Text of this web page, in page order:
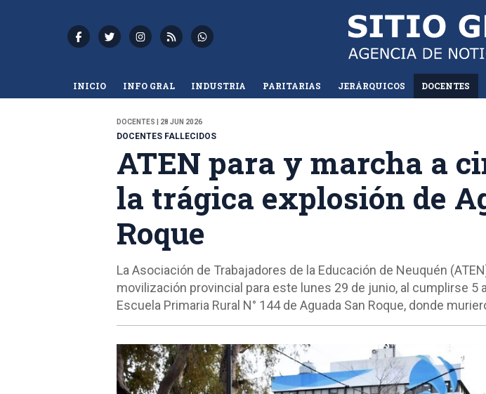
INICIO INFO GRAL INDUSTRIA PARITARIAS JERÁRQUICOS DOCENTES
DOCENTES | 28 JUN 2026
DOCENTES FALLECIDOS
ATEN para y marcha a
la trágica explosión de
Roque
La Asociación de Trabajadores de la Educación de Neuquén
movilización provincial para este lunes 29 de junio, al cumplirse 5
Escuela Primaria Rural N° 144 de Aguada San Roque, donde